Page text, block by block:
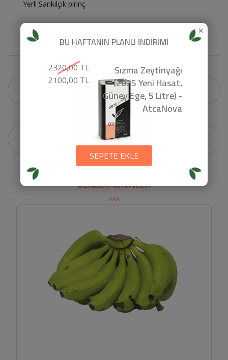
Yerli Sarıkılçık pirinç
YORUMLAR
Henüz bir yorum yapılmamış.
Yorum yapmak için lütfen
BENZER ÜRÜNLER
×
BU HAFTANIN PLANLI İNDİRİMİ
2320,00 TL
2100,00 TL
Sızma Zeytinyağı
(2025 Yeni Hasat,
Güney Ege, 5 Litre) -
AtcaNova
SEPETE EKLE